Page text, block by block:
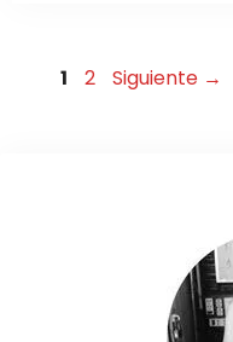
Página
1 Página
2 Siguiente →